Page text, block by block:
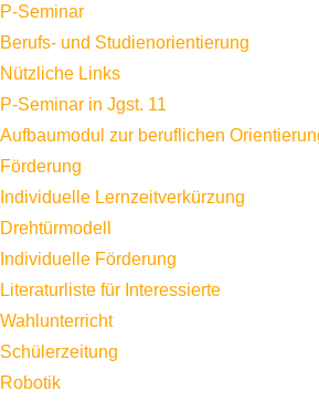
P-Seminar
Berufs- und Studienorientierung
Nützliche Links
P-Seminar in Jgst. 11
Aufbaumodul zur beruflichen
Förderung
Individuelle Lernzeitverkürzung
Drehtürmodell
Individuelle Förderung
Literaturliste für Interessierte
Wahlunterricht
Schülerzeitung
Robotik